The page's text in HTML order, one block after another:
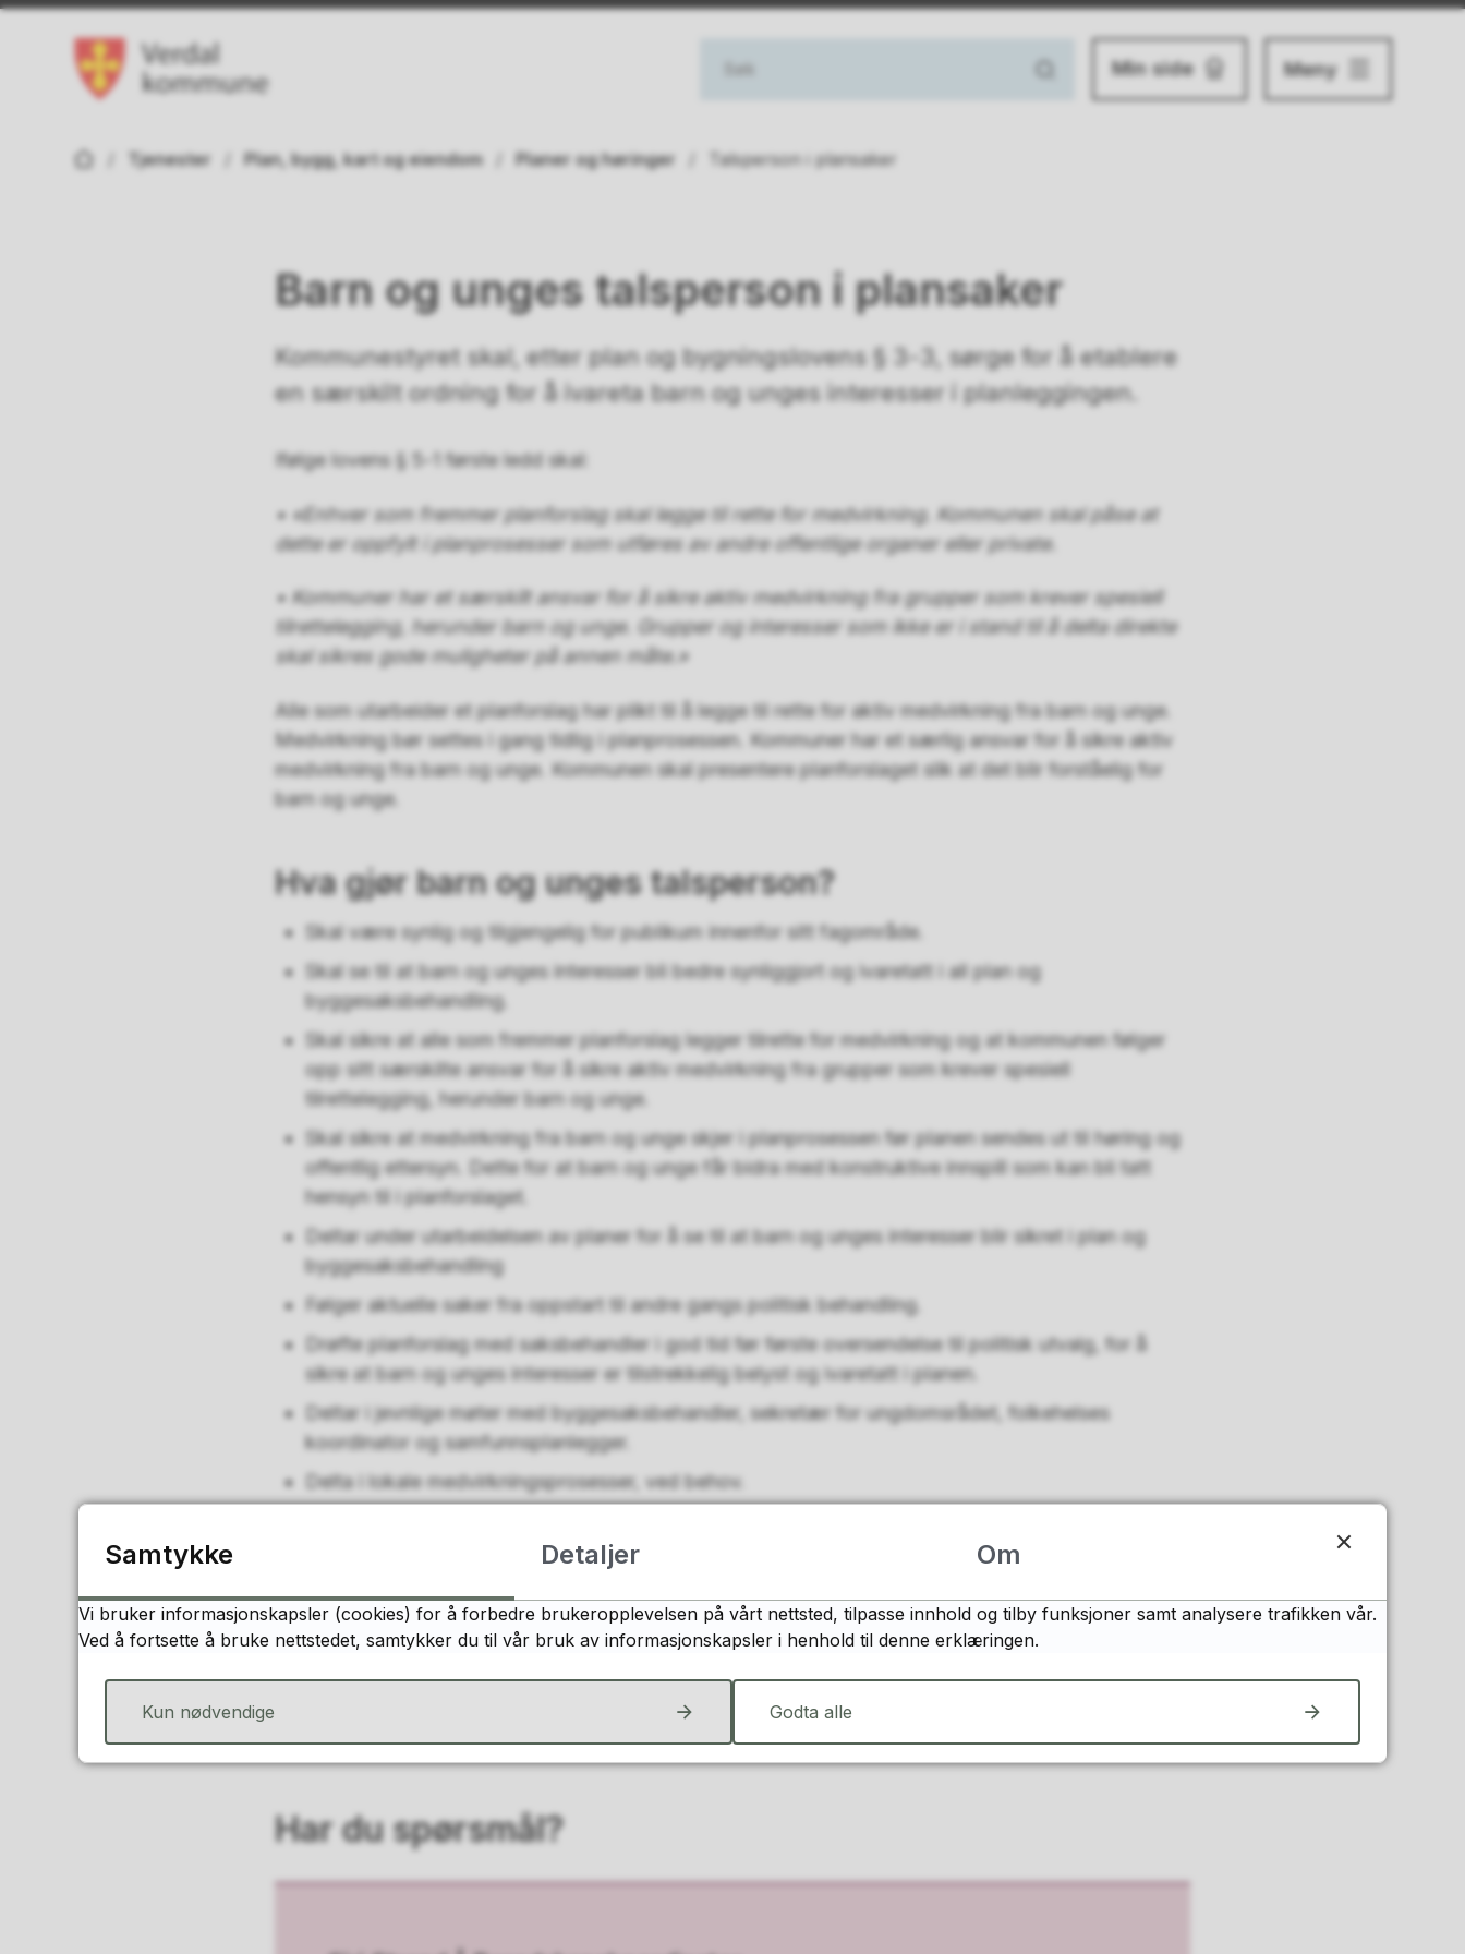
Min side Meny
Du er her:Tjenester Plan, bygg, kart og eiendom Planer og høringer Talsperson i plansaker
Barn og unges talsperson i plansaker
Kommunestyret skal, etter plan og bygningslovens § 3-3, sørge for å etablere
en særskilt ordning for å ivareta barn og unges interesser i planleggingen.
Ifølge lovens § 5-1 første ledd skal:
• «Enhver som fremmer planforslag skal legge til rette for medvirkning. Kommunen skal påse at
dette er oppfylt i planprosesser som utføres av andre offentlige organer eller private.
• Kommuner har et særskilt ansvar for å sikre aktiv medvirkning fra grupper som krever spesiell
tilrettelegging, herunder barn og unge. Grupper og interesser som ikke er i stand til å delta direkte
skal sikres gode muligheter på annen måte.»
Alle som utarbeider et planforslag har plikt til å legge til rette for aktiv medvirkning fra barn og unge.
Medvirkning bør settes i gang tidlig i planprosessen. Kommuner har et særlig ansvar for å sikre aktiv
medvirkning fra barn og unge. Kommunen skal presentere planforslaget slik at det blir forståelig for
barn og unge.
Hva gjør barn og unges talsperson?
Skal være synlig og tilgjengelig for publikum innenfor sitt fagområde.
Skal se til at barn og unges interesser bli bedre synliggjort og ivaretatt i all plan og
byggesaksbehandling.
Skal sikre at alle som fremmer planforslag legger tilrette for medvirkning og at kommunen følger
opp sitt særskilte ansvar for å sikre aktiv medvirkning fra grupper som krever spesiell
tilrettelegging, herunder barn og unge.
Skal sikre at medvirkning fra barn og unge skjer i planprosessen før planen sendes ut til høring og
offentlig ettersyn. Dette for at barn og unge får bidra med konstruktive innspill som kan bli tatt
hensyn til i planforslaget.
Deltar under utarbeidelsen av planer for å se til at barn og unges interesser blir sikret i plan og
byggesaksbehandling
Følger aktuelle saker fra oppstart til andre gangs politisk behandling.
Drøfte planforslag med saksbehandler i god tid før første oversendelse til politisk utvalg, for å
sikre at barn og unges interesser er tilstrekkelig belyst og ivaretatt i planen.
Deltar i jevnlige møter med byggesaksbehandler, sekretær for ungdomsrådet, folkehelses
koordinator og samfunnsplanlegger.
Delta i lokale medvirkningsprosesser, ved behov.
Hvordan kan du kontakte barnas talsperson?
Siri Strand er barnas talsperson i Verdal kommune.
Har du spørsmål?
Samtykke Detaljer Om
Vi bruker informasjonskapsler (cookies) for å forbedre brukeropplevelsen på vårt nettsted, tilpasse innhold og tilby funksjoner samt analysere trafikken vår.
Ved å fortsette å bruke nettstedet, samtykker du til vår bruk av informasjonskapsler i henhold til denne erklæringen.
Kun nødvendige Godta alle